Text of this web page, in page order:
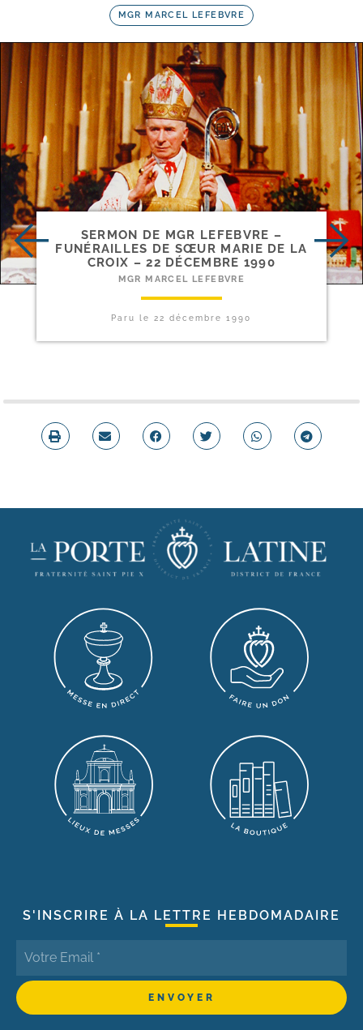
MGR MARCEL LEFEBVRE
SERMON DE MGR LEFEBVRE –
FUNÉRAILLES DE SŒUR MARIE DE LA
CROIX – 22 DÉCEMBRE 1990
MGR MARCEL LEFEBVRE
Paru le22 décembre 1990
S'INSCRIRE À LA LETTRE HEBDOMADAIRE